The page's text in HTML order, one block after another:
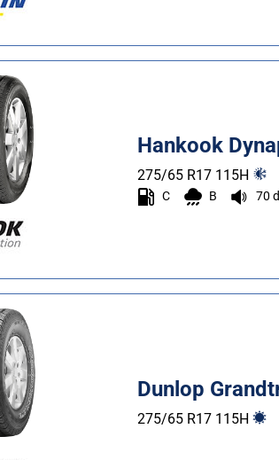
Hankook
275/65 R17 115H
C B 70
Dunlop
275/65 R17 115H